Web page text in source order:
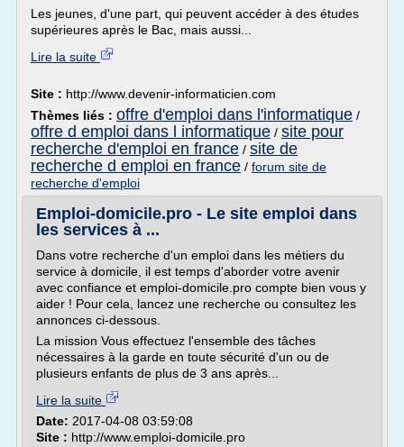
Les jeunes, d'une part, qui peuvent accéder à des études
supérieures après le Bac, mais aussi...
Lire la suite
Site : http://www.devenir-informaticien.com
Thèmes liés : offre d'emploi dans l'informatique /
offre d emploi dans l informatique / site pour
recherche d'emploi en france / site de
recherche d emploi en france / forum site de
recherche d'emploi
Emploi-domicile.pro - Le site emploi dans
les services à ...
Dans votre recherche d'un emploi dans les métiers du
service à domicile, il est temps d'aborder votre avenir
avec confiance et emploi-domicile.pro compte bien vous y
aider ! Pour cela, lancez une recherche ou consultez les
annonces ci-dessous.
La mission Vous effectuez l'ensemble des tâches
nécessaires à la garde en toute sécurité d'un ou de
plusieurs enfants de plus de 3 ans après...
Lire la suite
Date: 2017-04-08 03:59:08
Site : http://www.emploi-domicile.pro